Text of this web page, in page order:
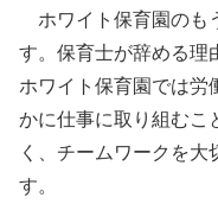
ホワイト保育園のも
す。保育士が辞める理
ホワイト保育園では労
かに仕事に取り組むこ
く、チームワークを
す。